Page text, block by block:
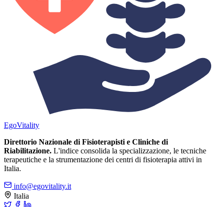
EgoVitality
Direttorio Nazionale di Fisioterapisti e Cliniche di
Riabilitazione. L'indice consolida la specializzazione, le tecniche
terapeutiche e la strumentazione dei centri di fisioterapia attivi in
Italia.
info@egovitality.it
Italia